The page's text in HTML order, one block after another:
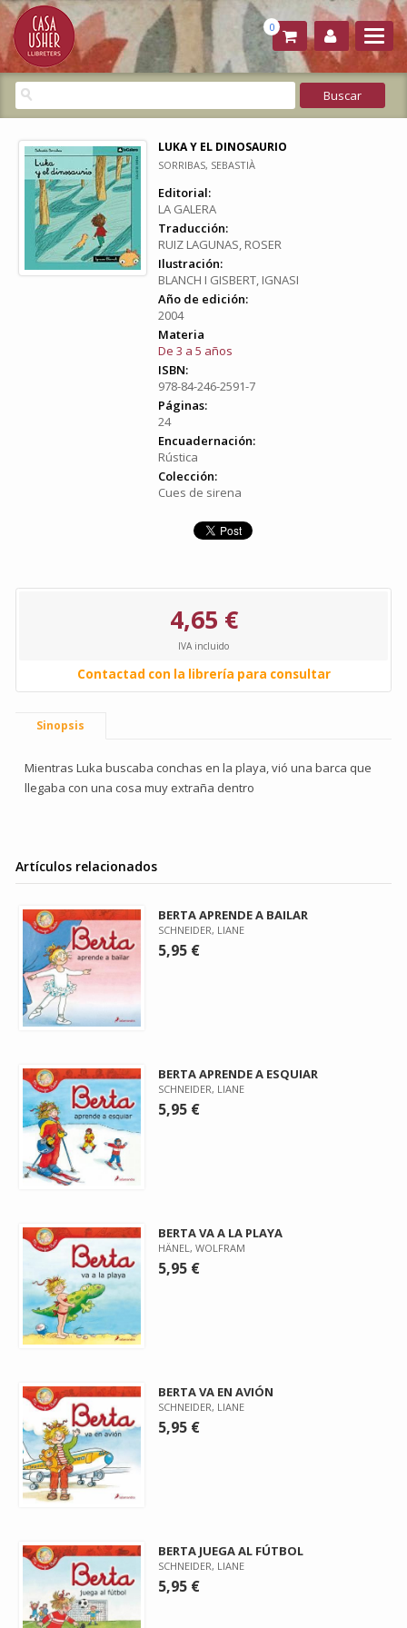
0
LUKA Y EL DINOSAURIO
SORRIBAS, SEBASTIÀ
Editorial:
LA GALERA
Traducción:
RUIZ LAGUNAS, ROSER
Ilustración:
BLANCH I GISBERT, IGNASI
Año de edición:
2004
Materia
De 3 a 5 años
ISBN:
978-84-246-2591-7
Páginas:
24
Encuadernación:
Rústica
Colección:
Cues de sirena
4,65 €
IVA incluido
Contactad con la librería para consultar
Sinopsis
Mientras Luka buscaba conchas en la playa, vió una barca que
llegaba con una cosa muy extraña dentro
Artículos relacionados
BERTA APRENDE A BAILAR
SCHNEIDER, LIANE
5,95 €
BERTA APRENDE A ESQUIAR
SCHNEIDER, LIANE
5,95 €
BERTA VA A LA PLAYA
HÄNEL, WOLFRAM
5,95 €
BERTA VA EN AVIÓN
SCHNEIDER, LIANE
5,95 €
BERTA JUEGA AL FÚTBOL
SCHNEIDER, LIANE
5,95 €